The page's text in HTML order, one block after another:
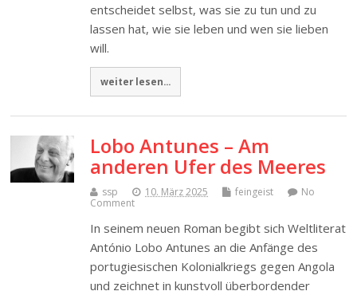
entscheidet selbst, was sie zu tun und zu
lassen hat, wie sie leben und wen sie lieben
will.
weiter lesen...
Lobo Antunes – Am
anderen Ufer des Meeres
ssp 10. März 2025 feingeist
No
Comment
In seinem neuen Roman begibt sich Weltliterat
António Lobo Antunes an die Anfänge des
portugiesischen Kolonialkriegs gegen Angola
und zeichnet in kunstvoll überbordender